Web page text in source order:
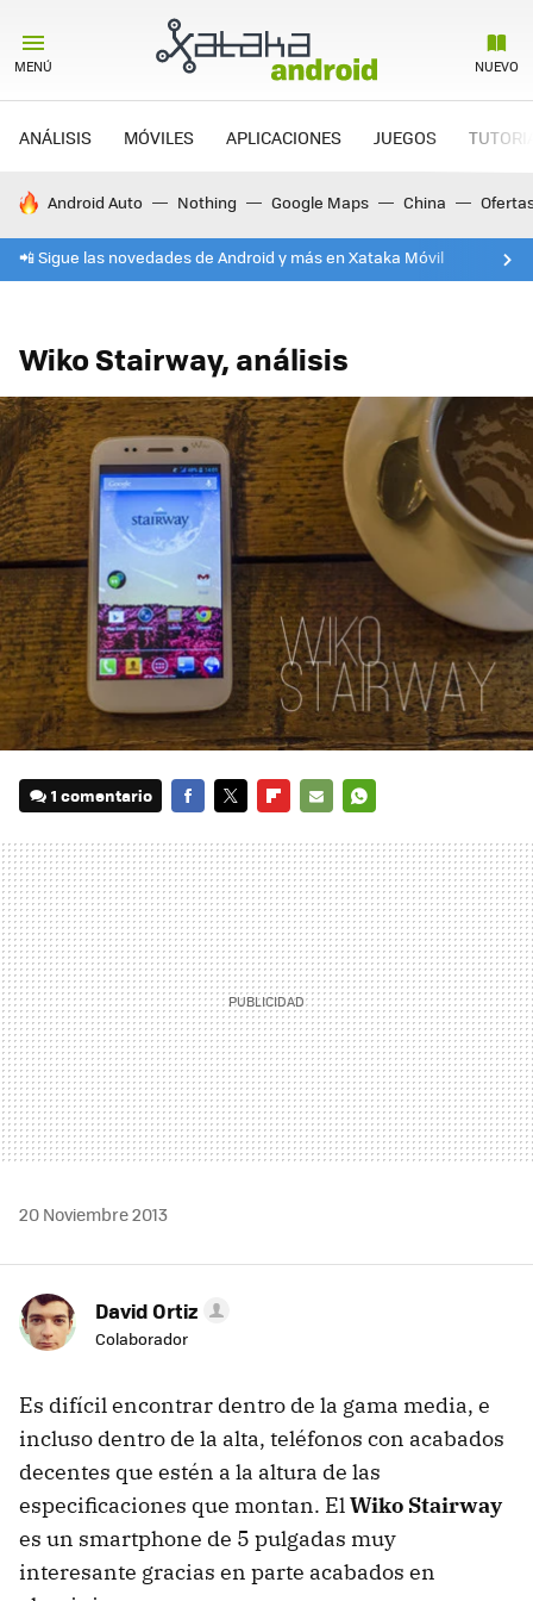
MENÚ NUEVO
ANÁLISIS MÓVILES APLICACIONES JUEGOS
HOY SE HABLA DE
Android Auto Nothing Google Maps China
📲 Sigue las novedades de Android y más en Xataka Móvil
Wiko Stairway, análisis
1 comentario
MAIL
20 Noviembre 2013
David Ortiz
Colaborador
Es difícil encontrar dentro de la gama media, e
incluso dentro de la alta, teléfonos con acabados
decentes que estén a la altura de las
especificaciones que montan. ElWiko Stairway
es un smartphone de 5 pulgadas muy
interesante gracias en parte acabados en